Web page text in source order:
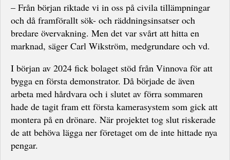
– Från början riktade vi in oss på civila tillämpningar
och då framförallt sök- och räddningsinsatser och
bredare övervakning. Men det var svårt att hitta en
marknad, säger Carl Wikström, medgrundare och vd.
I början av 2024 fick bolaget stöd från Vinnova för att
bygga en första demonstrator. Då började de även
arbeta med hårdvara och i slutet av förra sommaren
hade de tagit fram ett första kamerasystem som gick att
montera på en drönare. När projektet tog slut riskerade
de att behöva lägga ner företaget om de inte hittade nya
pengar.